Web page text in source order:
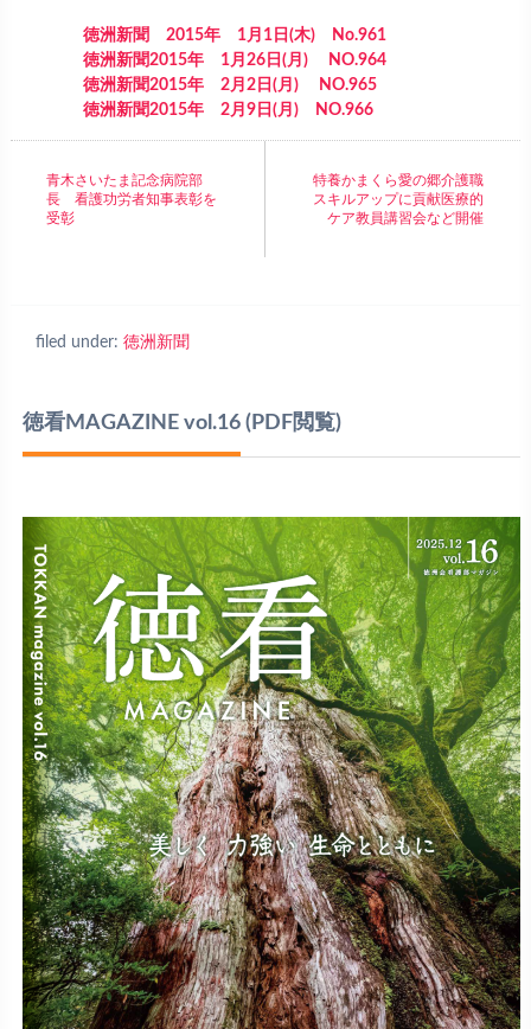
徳洲新聞 2015年 1月1日(木) No.961
徳洲新聞2015年 1月26日(月) NO.964
徳洲新聞2015年 2月2日(月) NO.965
徳洲新聞2015年 2月9日(月) NO.966
青木さいたま記念病院部
長 看護功労者知事表彰を
受彰
特養かまくら愛の郷介護職
スキルアップに貢献医療的
ケア教員講習会など開催
filed under: 徳洲新聞
徳看MAGAZINE vol.16(PDF閲覧)